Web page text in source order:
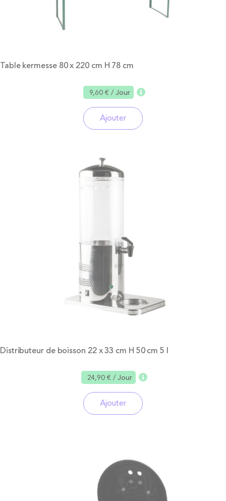
Table kermesse 80 x 220 cm H 78 cm
9,60 €/ Jour
Ajouter
Distributeur de boisson 22 x 33 cm H 50 cm 5 l
24,90 €/ Jour
Ajouter